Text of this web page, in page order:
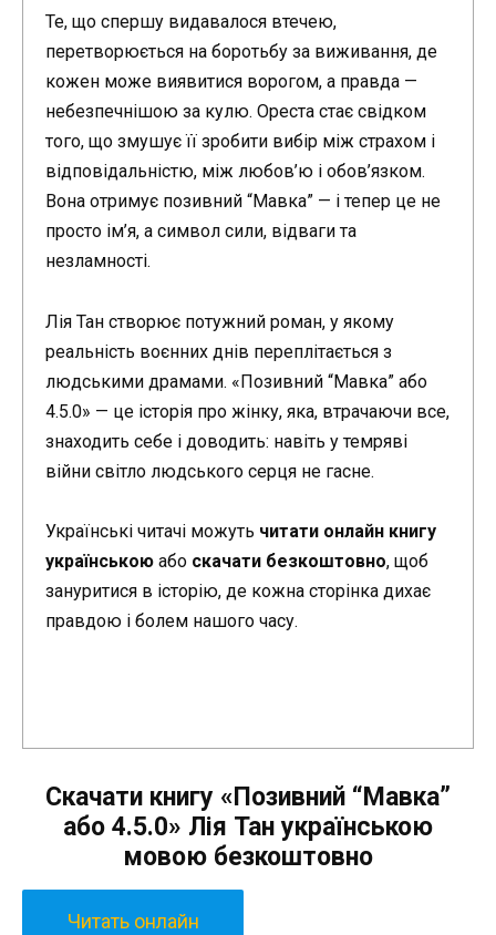
Те, що спершу видавалося втечею,
перетворюється на боротьбу за виживання, де
кожен може виявитися ворогом, а правда —
небезпечнішою за кулю. Ореста стає свідком
того, що змушує її зробити вибір між страхом і
відповідальністю, між любов’ю і обов’язком.
Вона отримує позивний “Мавка” — і тепер це не
просто ім’я, а символ сили, відваги та
незламності.
Лія Тан створює потужний роман, у якому
реальність воєнних днів переплітається з
людськими драмами. «Позивний “Мавка” або
4.5.0» — це історія про жінку, яка, втрачаючи все,
знаходить себе і доводить: навіть у темряві
війни світло людського серця не гасне.
Українські читачі можуть читати онлайн книгу
українською або скачати безкоштовно, щоб
зануритися в історію, де кожна сторінка дихає
правдою і болем нашого часу.
Скачати книгу «Позивний “Мавка”
або 4.5.0» Лія Тан українською
мовою безкоштовно
Читать онлайн